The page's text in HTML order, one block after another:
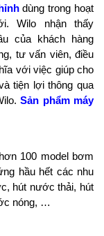
dùng trong hoạt
Wilo nhận thấy
của khách hàng
tư vấn viên, điều
với việc giúp cho
tiện lợi thông qua
Sản phẩm máy
100 model bơm
hầu hết các nhu
hút nước thải, hút
nóng, …